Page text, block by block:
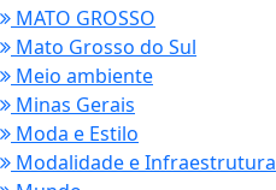
MATO GROSSO
Mato Grosso do Sul
Meio ambiente
Minas Gerais
Moda e Estilo
Modalidade e Infraestrutura